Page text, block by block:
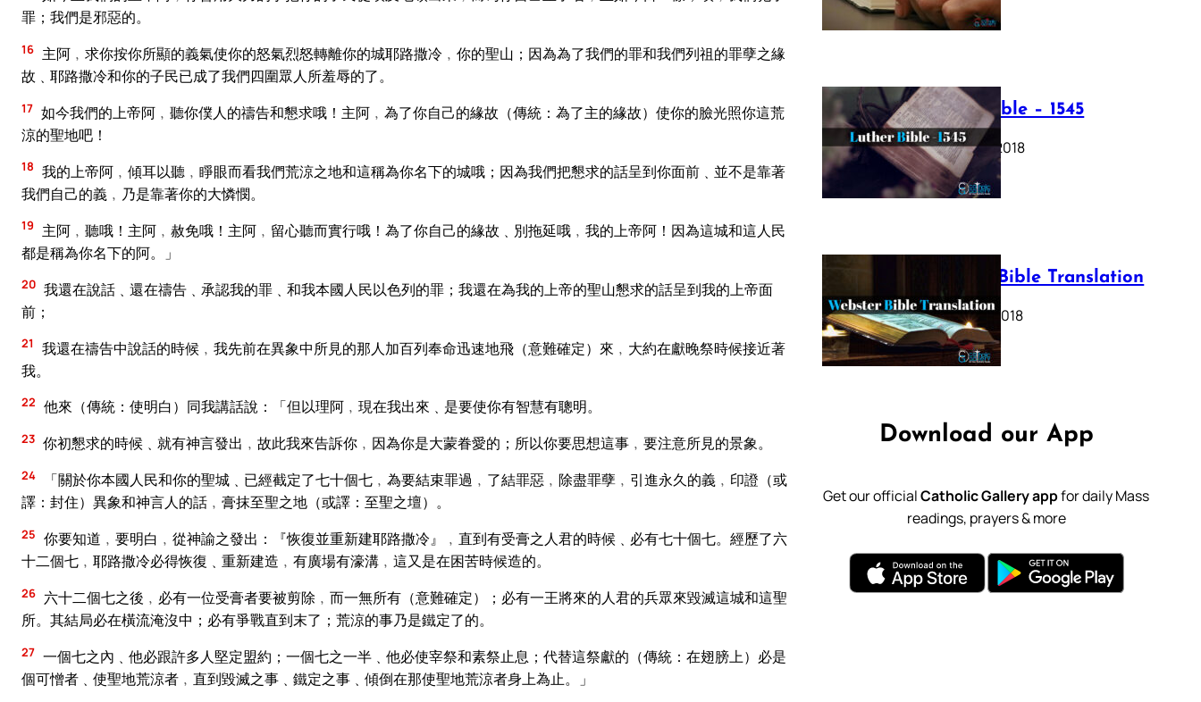
罪；我們是邪惡的。
16 主阿﹐求你按你所顯的義氣使你的怒氣烈怒轉離你的城耶路撒冷﹐你的聖山；因為為了我們的罪和我們列祖的罪孽之緣
故﹑耶路撒冷和你的子民已成了我們四圍眾人所羞辱的了。
17 如今我們的上帝阿﹐聽你僕人的禱告和懇求哦！主阿﹐為了你自己的緣故（傳統：為了主的緣故）使你的臉光照你這荒
涼的聖地吧！
18 我的上帝阿﹐傾耳以聽﹐睜眼而看我們荒涼之地和這稱為你名下的城哦；因為我們把懇求的話呈到你面前﹑並不是靠著
我們自己的義﹐乃是靠著你的大憐憫。
19
主阿﹐聽哦！主阿﹐赦免哦！主阿﹐留心聽而實行哦！為了你自己的緣故﹑別拖延哦﹐我的上帝阿！因為這城和這人民
都是稱為你名下的阿。」
20 我還在說話﹑還在禱告﹑承認我的罪﹑和我本國人民以色列的罪；我還在為我的上帝的聖山懇求的話呈到我的上帝面
前；
21
我還在禱告中說話的時候﹐我先前在異象中所見的那人加百列奉命迅速地飛（意難確定）來﹐大約在獻晚祭時候接近著
我。
22 他來（傳統：使明白）同我講話說：「但以理阿﹐現在我出來﹑是要使你有智慧有聰明。
23 你初懇求的時候﹑就有神言發出﹐故此我來告訴你﹐因為你是大蒙眷愛的；所以你要思想這事﹐要注意所見的景象。
24
「關於你本國人民和你的聖城﹑已經截定了七十個七﹐為要結束罪過﹐了結罪惡﹐除盡罪孽﹐引進永久的義﹐印證（或
譯：封住）異象和神言人的話﹐膏抹至聖之地（或譯：至聖之壇）。
25 你要知道﹐要明白﹐從神諭之發出：『恢復並重新建耶路撒冷』﹐直到有受膏之人君的時候﹑必有七十個七。經歷了六
十二個七﹐耶路撒冷必得恢復﹑重新建造﹐有廣場有濠溝﹐這又是在困苦時候造的。
26 六十二個七之後﹐必有一位受膏者要被剪除﹐而一無所有（意難確定）；必有一王將來的人君的兵眾來毀滅這城和這聖
所。其結局必在橫流淹沒中；必有爭戰直到末了；荒涼的事乃是鐵定了的。
27 一個七之內﹑他必跟許多人堅定盟約；一個七之一半﹑他必使宰祭和素祭止息；代替這祭獻的（傳統：在翅膀上）必是
個可憎者﹑使聖地荒涼者﹐直到毀滅之事﹑鐵定之事﹑傾倒在那使聖地荒涼者身上為止。」
July 12, 2025
Luther Bible – 1545
October 17, 2018
Webster Bible Translation
October 11, 2018
Download our App
Get our officialCatholic Gallery appfor daily Mass
readings, prayers & more